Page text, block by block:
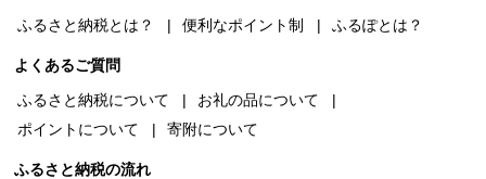
ふるさと納税とは？
便利なポイント制 ふるぽとは？
よくあるご質問
ふるさと納税について
お礼の品について
ポイントについて
寄附について
ふるさと納税の流れ